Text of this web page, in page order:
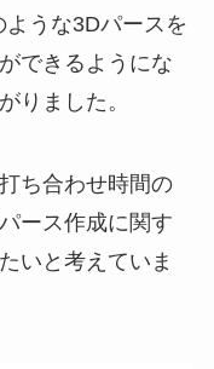
うな3Dパースを
できるようにな
りました。
ち合わせ時間の
ース作成に関す
いと考えていま